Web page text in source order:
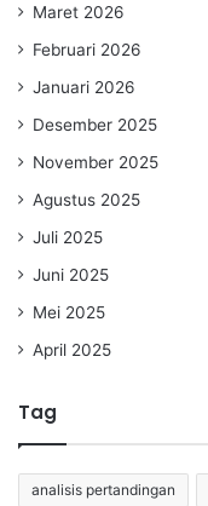
Maret 2026
Februari 2026
Januari 2026
Desember 2025
November 2025
Agustus 2025
Juli 2025
Juni 2025
Mei 2025
April 2025
Tag
analisis pertandingan